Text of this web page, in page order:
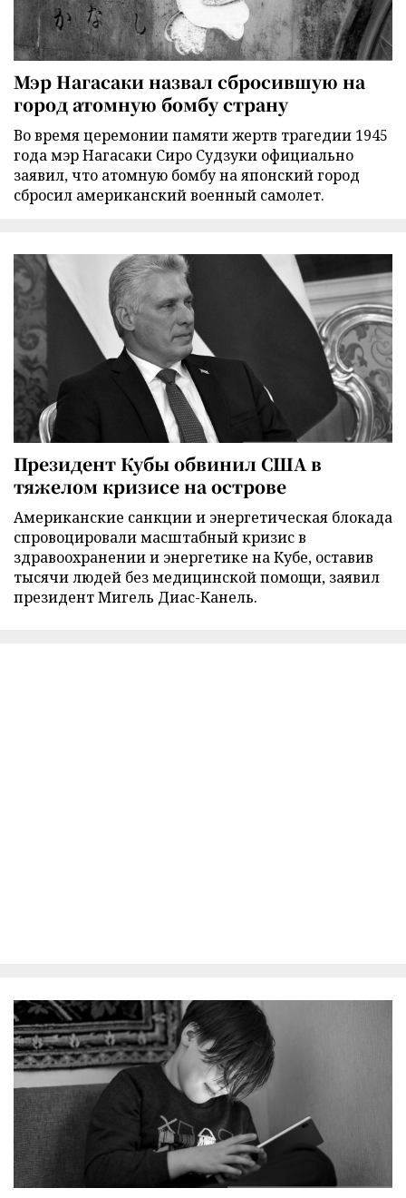
Мэр Нагасаки назвал сбросившую на
город атомную бомбу страну
Во время церемонии памяти жертв трагедии 1945
года мэр Нагасаки Сиро Судзуки официально
заявил, что атомную бомбу на японский город
сбросил американский военный самолет.
Президент Кубы обвинил США в
тяжелом кризисе на острове
Американские санкции и энергетическая блокада
спровоцировали масштабный кризис в
здравоохранении и энергетике на Кубе, оставив
тысячи людей без медицинской помощи, заявил
президент Мигель Диас-Канель.